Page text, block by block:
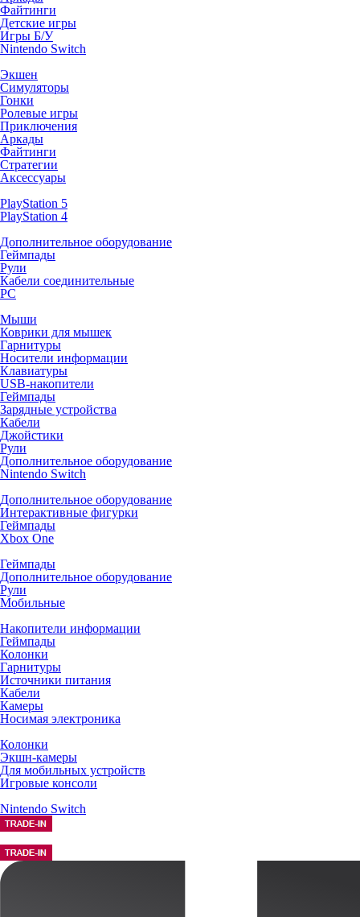
Файтинги
Детские игры
Игры Б/У
Nintendo Switch
Экшен
Симуляторы
Гонки
Ролевые игры
Приключения
Аркады
Файтинги
Стратегии
Аксессуары
PlayStation 5
PlayStation 4
Дополнительное оборудование
Геймпады
Рули
Кабели соединительные
PC
Мыши
Коврики для мышек
Гарнитуры
Носители информации
Клавиатуры
USB-накопители
Геймпады
Зарядные устройства
Кабели
Джойстики
Рули
Дополнительное оборудование
Nintendo Switch
Дополнительное оборудование
Интерактивные фигурки
Геймпады
Xbox One
Геймпады
Дополнительное оборудование
Рули
Мобильные
Накопители информации
Геймпады
Колонки
Гарнитуры
Источники питания
Кабели
Камеры
Носимая электроника
Колонки
Экшн-камеры
Для мобильных устройств
Игровые консоли
Nintendo Switch